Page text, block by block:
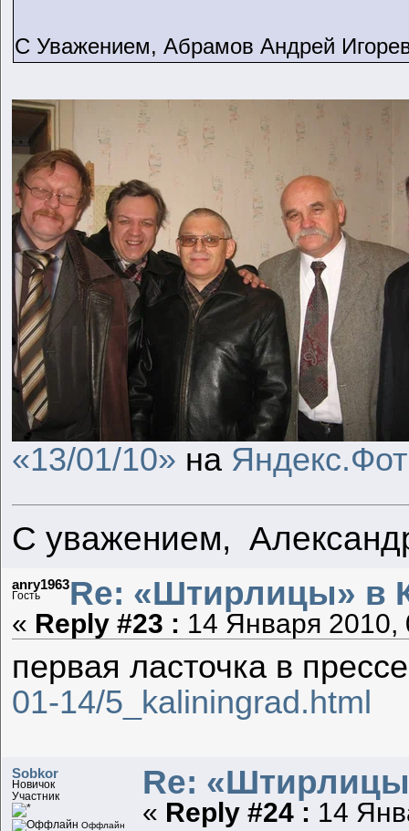
С Уважением, Абрамов Андрей
«13/01/10» на
С уважением,
anry1963
Гость Re: «Штирлицы» в
« Reply #23 : 14 Января 2010,
первая ласточка в
01-14/5_kaliningrad.html
Sobkor
Новичок
Участник
Оффлайн
Re:
« Reply #24 : 14